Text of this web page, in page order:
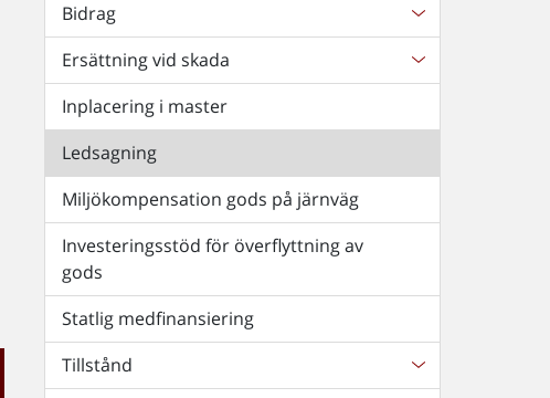
Bidrag
Ersättning vid skada
Inplacering i master
Ledsagning
Miljökompensation gods på järnväg
Investeringsstöd för överflyttning av
gods
Statlig medfinansiering
Tillstånd